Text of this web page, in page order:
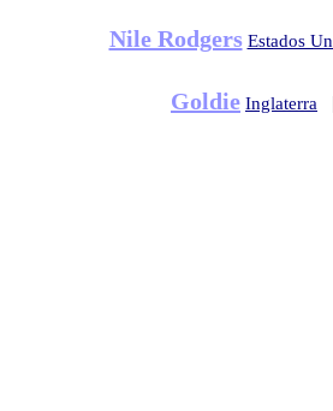
Nile Rodgers Estados
Goldie Inglaterra